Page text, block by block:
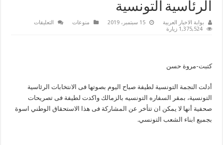
الرئاسية التونسية
بوابة الاخبار العربية 15 سبتمبر، 2019 منوعات التعليقات
1,375,524 زيارة
كتبت-مروة حسن
أدلت النجمة التونسية لطيفة صباح اليوم بصوتها فى الانتخابات الرئاسية
التونسية، بمقر السفاره التونسيه بالزمالك واكدت لطيفة فى تصريحات
صحفية أنها لا يمكن ان تتأخر عن المشاركة فى هذا الاستحقاق الوطني اسوة
بجميع ابناء الشعب التونسي.